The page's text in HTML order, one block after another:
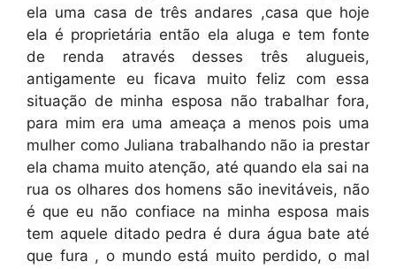
ela uma casa de três andares ,casa que hoje
ela é proprietária então ela aluga e tem fonte
de renda através desses três alugueis,
antigamente eu ficava muito feliz com essa
situação de minha esposa não trabalhar fora,
para mim era uma ameaça a menos pois uma
mulher como Juliana trabalhando não ia prestar
ela chama muito atenção, até quando ela sai na
rua os olhares dos homens são inevitáveis, não
é que eu não confiace na minha esposa mais
tem aquele ditado pedra é dura água bate até
que fura , o mundo está muito perdido, o mal